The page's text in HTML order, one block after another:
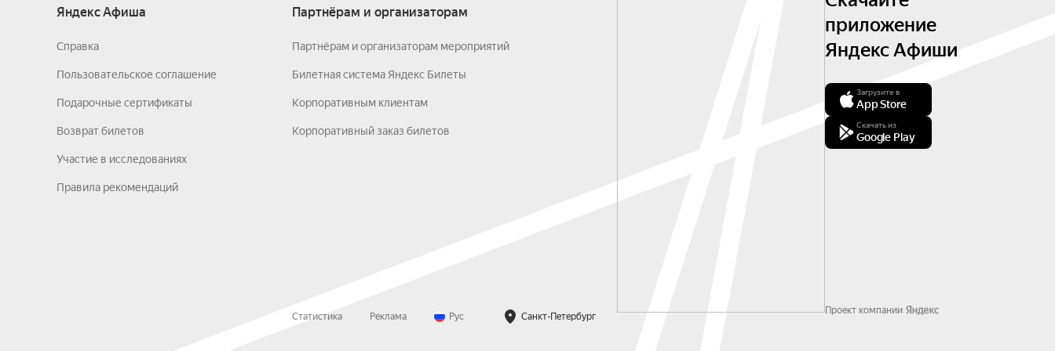
Яндекс Афиша
Справка
Пользовательское соглашение
Подарочные сертификаты
Возврат билетов
Участие в исследованиях
Правила рекомендаций
Партнёрам и организаторам
Партнёрам и организаторам мероприятий
Билетная система Яндекс Билеты
Корпоративным клиентам
Корпоративный заказ билетов
Статистика Реклама Рус Санкт-Петербург
приложение
Яндекс Афиши
Загрузите в
App Store
Скачать из
Google Play
Проект компании